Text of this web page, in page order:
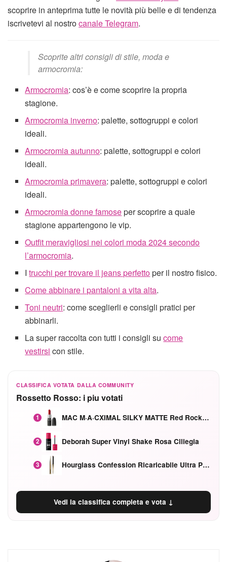
scoprire in anteprima tutte le novità più belle e di tendenza
iscrivetevi al nostrocanale Telegram.
Scoprite altri consigli di stile, moda e
armocromia:
Armocromia: cos’è e come scoprire la propria
stagione.
Armocromia inverno: palette, sottogruppi e colori
ideali.
Armocromia autunno: palette, sottogruppi e colori
ideali.
Armocromia primavera: palette, sottogruppi e colori
ideali.
Armocromia donne famoseper scoprire a quale
stagione appartengono le vip.
Outfit meravigliosi nei colori moda 2024 secondo
l’armocromia.
Itrucchi per trovare il jeans perfettoper il nostro fisico.
Come abbinare i pantaloni a vita alta.
Toni neutri: come sceglierli e consigli pratici per
abbinarli.
La super raccolta con tutti i consigli sucome
vestirsi con stile.
CLASSIFICA VOTATA DALLA COMMUNITY
Rossetto Rosso: i piu votati
1 MAC M·A·CXIMAL SILKY MATTE Red Rock mat
2 Deborah Super Vinyl Shake Rosa Ciliegia
3 Hourglass Confession Ricaricabile Ultra Preciso Ad Alta Intensità Secretly Classic Red
Vedi la classifica completa e vota ↓